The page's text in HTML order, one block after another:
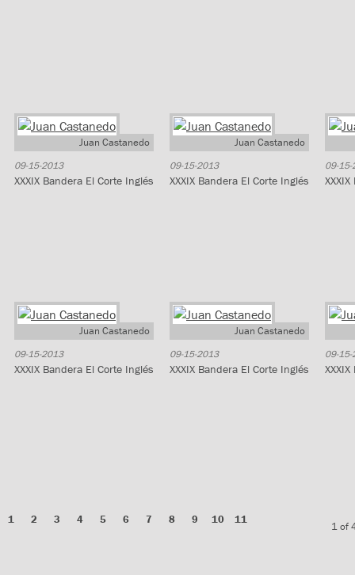
Juan Castanedo
09-15-2013
XXXIX Bandera El Corte Inglés
Juan Castanedo
09-15-2013
XXXIX Bandera El Corte Inglés
09-
Juan Castanedo
09-15-2013
XXXIX Bandera El Corte Inglés
Juan Castanedo
09-15-2013
XXXIX Bandera El Corte Inglés
09-
1 of
1 2 3 4 5 6 7 8 9 10 11